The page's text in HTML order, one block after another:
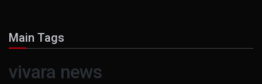
Main Tags
vivara news